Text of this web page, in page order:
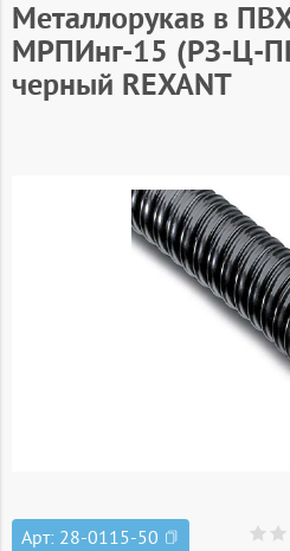
Металлорукав в
МРПИнг-15 (РЗ-Ц-
черный REXANT
Арт: 28-0115-50